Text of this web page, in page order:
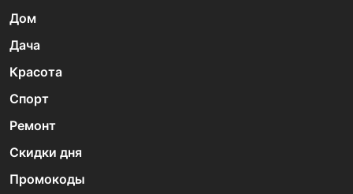
Дом
Дача
Красота
Спорт
Ремонт
Скидки дня
Промокоды